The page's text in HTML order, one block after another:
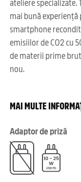
mai bună
smartphone
emisiilor de CO2 cu
de materii prime
nou.
MAI MULTE
Adaptor de priză